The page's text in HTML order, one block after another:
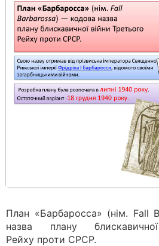
План «Барбаросса» (нім. Fall
назва плану
Рейху проти СРСР.